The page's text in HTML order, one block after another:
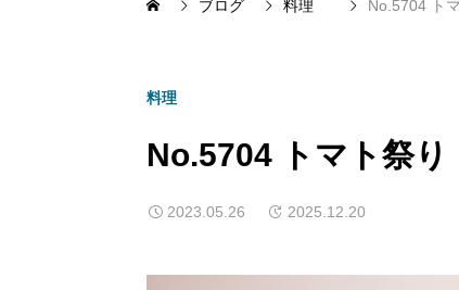
ブログ 料理 No.5704 ト
料理
No.5704 トマト祭
2023.05.26 2025.12.20